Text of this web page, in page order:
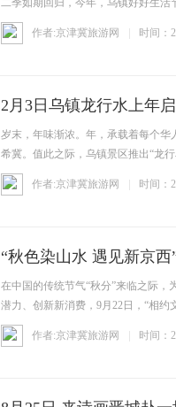
二季如期回归，今年，乌镇好好生活
作者:京津冀旅游网 时间：
2月3日乌镇龙行水上年
岁末，年味渐浓。年，承载着每个
希冀。值此之际，乌镇景区推出“龙
作者:京津冀旅游网 时间：
“秋色染山水 遇见新京西
在中国的传统节气“秋分”来临之际，
潜力、创新新消费，9月22日，“相
作者:京津冀旅游网 时间：